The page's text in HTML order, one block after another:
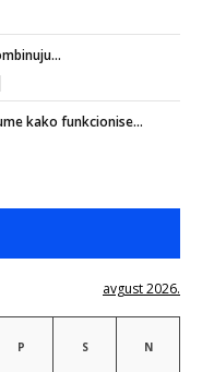
kako funkcionise...
avgust 2026.
P S N